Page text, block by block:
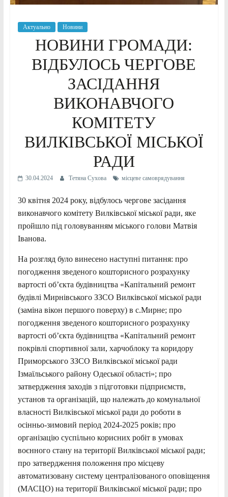
Актуально Новини
НОВИНИ ГРОМАДИ:
ВІДБУЛОСЬ ЧЕРГОВЕ
ЗАСІДАННЯ
ВИКОНАВЧОГО
КОМІТЕТУ
ВИЛКІВСЬКОЇ МІСЬКОЇ
РАДИ
30.04.2024 Тетяна Сухова місцеве самоврядування
30 квітня 2024 року, відбулось чергове засідання
виконавчого комітету Вилківської міської ради, яке
пройшло під головуванням міського голови Матвія
Іванова.
На розгляд було винесено наступні питання: про
погодження зведеного кошторисного розрахунку
вартості об’єкта будівництва «Капітальний ремонт
будівлі Мирнівського ЗЗСО Вилківської міської ради
(заміна вікон першого поверху) в с.Мирне; про
погодження зведеного кошторисного розрахунку
вартості об’єкта будівництва «Капітальний ремонт
покрівлі спортивної зали, харчоблоку та коридору
Приморського ЗЗСО Вилківської міської ради
Ізмаїльського району Одеської області»; про
затвердження заходів з підготовки підприємств,
установ та організацій, що належать до комунальної
власності Вилківської міської ради до роботи в
осінньо-зимовий період 2024-2025 років; про
організацію суспільно корисних робіт в умовах
воєнного стану на території Вилківської міської ради;
про затвердження положення про місцеву
автоматизовану систему централізованого оповіщення
(МАСЦО) на території Вилківської міської ради; про